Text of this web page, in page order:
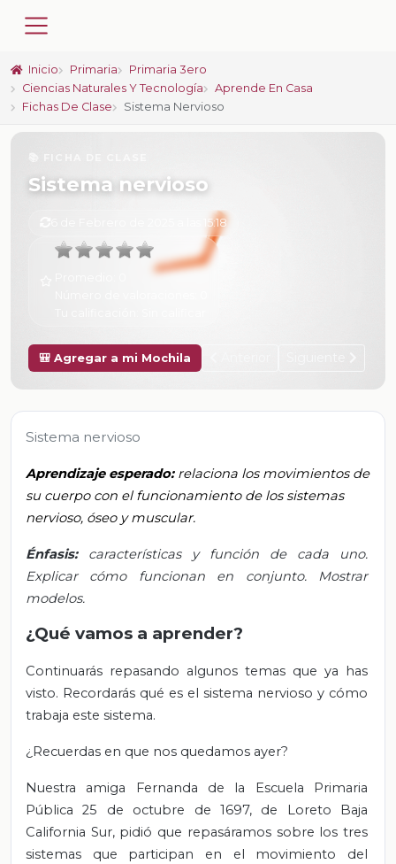
Inicio Primaria
Primaria 3ero
Ciencias Naturales Y Tecnología
Aprende En Casa
Fichas De Clase
Sistema Nervioso
Sistema nervioso
6 de Febrero de 2025 a las 15:18
🎒 Agregar a mi Mochila
Sistema nervioso
Aprendizaje esperado: relaciona los movimientos de
su cuerpo con el funcionamiento de los sistemas
nervioso, óseo y muscular.
Énfasis: características y función de cada uno.
Explicar cómo funcionan en conjunto. Mostrar
modelos.
¿Qué vamos a aprender?
Continuarás repasando algunos temas que ya has
visto. Recordarás qué es el sistema nervioso y cómo
trabaja este sistema.
¿Recuerdas en que nos quedamos ayer?
Nuestra amiga Fernanda de la Escuela Primaria
Pública 25 de octubre de 1697, de Loreto Baja
California Sur, pidió que repasáramos sobre los tres
sistemas que participan en el movimiento del